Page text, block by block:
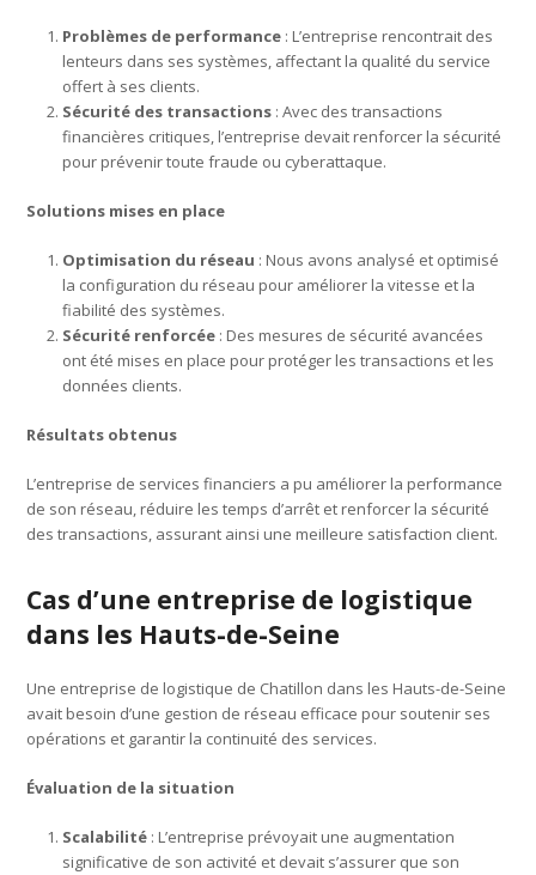
Problèmes de performance : L’entreprise rencontrait des
lenteurs dans ses systèmes, affectant la qualité du service
offert à ses clients.
Sécurité des transactions : Avec des transactions
financières critiques, l’entreprise devait renforcer la sécurité
pour prévenir toute fraude ou cyberattaque.
Solutions mises en place
Optimisation du réseau : Nous avons analysé et optimisé
la configuration du réseau pour améliorer la vitesse et la
fiabilité des systèmes.
Sécurité renforcée : Des mesures de sécurité avancées
ont été mises en place pour protéger les transactions et les
données clients.
Résultats obtenus
L’entreprise de services financiers a pu améliorer la performance
de son réseau, réduire les temps d’arrêt et renforcer la sécurité
des transactions, assurant ainsi une meilleure satisfaction client.
Cas d’une entreprise de logistique
dans les Hauts-de-Seine
Une entreprise de logistique de Chatillon dans les Hauts-de-Seine
avait besoin d’une gestion de réseau efficace pour soutenir ses
opérations et garantir la continuité des services.
Évaluation de la situation
Scalabilité : L’entreprise prévoyait une augmentation
significative de son activité et devait s’assurer que son